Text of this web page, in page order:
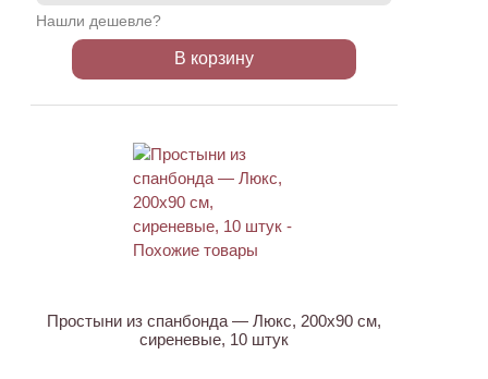
Нашли дешевле?
В корзину
Простыни из спанбонда — Люкс, 200х90 см,
сиреневые, 10 штук